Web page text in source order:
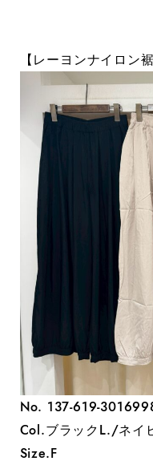
【レーヨンナイロン
No. 137-619-
Col.ブラックL./ネイ
Size.F